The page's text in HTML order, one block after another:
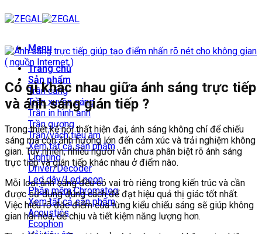
qua
dung
Menu
Trang chủ
Sản phẩm
Trần căng
Trần xuyên sáng
Trần in hình ảnh
Trần gương
Trần/vách tiêu âm
Xem tất cả sản phẩm
Lighting
Driver/Decoder
Led dây/Led neon
Phần mềm Chromateq
Xem tất cả sản phẩm
Acoustics
Ecophon
Có gì khác nhau giữa ánh sáng trực tiếp
và ánh sáng gián tiếp ?
Trong thiết kế nội thất hiện đại, ánh sáng không chỉ để chiếu
sáng mà còn ảnh hưởng lớn đến cảm xúc và trải nghiệm không
gian. Tuy nhiên, nhiều người vẫn chưa phân biệt rõ ánh sáng
trực tiếp và gián tiếp khác nhau ở điểm nào.
Mỗi loại ánh sáng đều có vai trò riêng trong kiến trúc và cần
được sử dụng đúng cách để đạt hiệu quả thị giác tốt nhất.
Việc hiểu rõ đặc điểm của từng kiểu chiếu sáng sẽ giúp không
gian hài hòa, dễ chịu và tiết kiệm năng lượng hơn.